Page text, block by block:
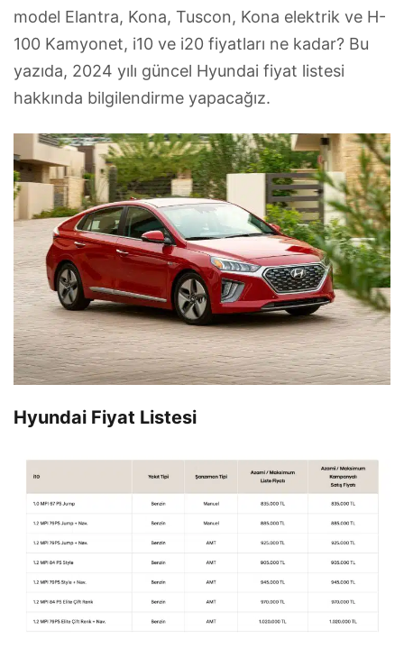
model Elantra, Kona, Tuscon, Kona elektrik ve H-
100 Kamyonet, i10 ve i20 fiyatları ne kadar? Bu
yazıda, 2024 yılı güncel Hyundai fiyat listesi
hakkında bilgilendirme yapacağız.
Hyundai Fiyat Listesi